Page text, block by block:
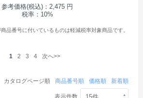
参考価格(税込)：2,475 円
税率：10%
品番号に付いているものは軽減税率対象商品です。
1 2 3 4 次へ>>
カタログページ順 商品番号順 価格順 新着順
表示件数